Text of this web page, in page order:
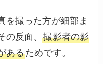
を撮った方が細部ま
の反面、撮影者の影
あるためです。